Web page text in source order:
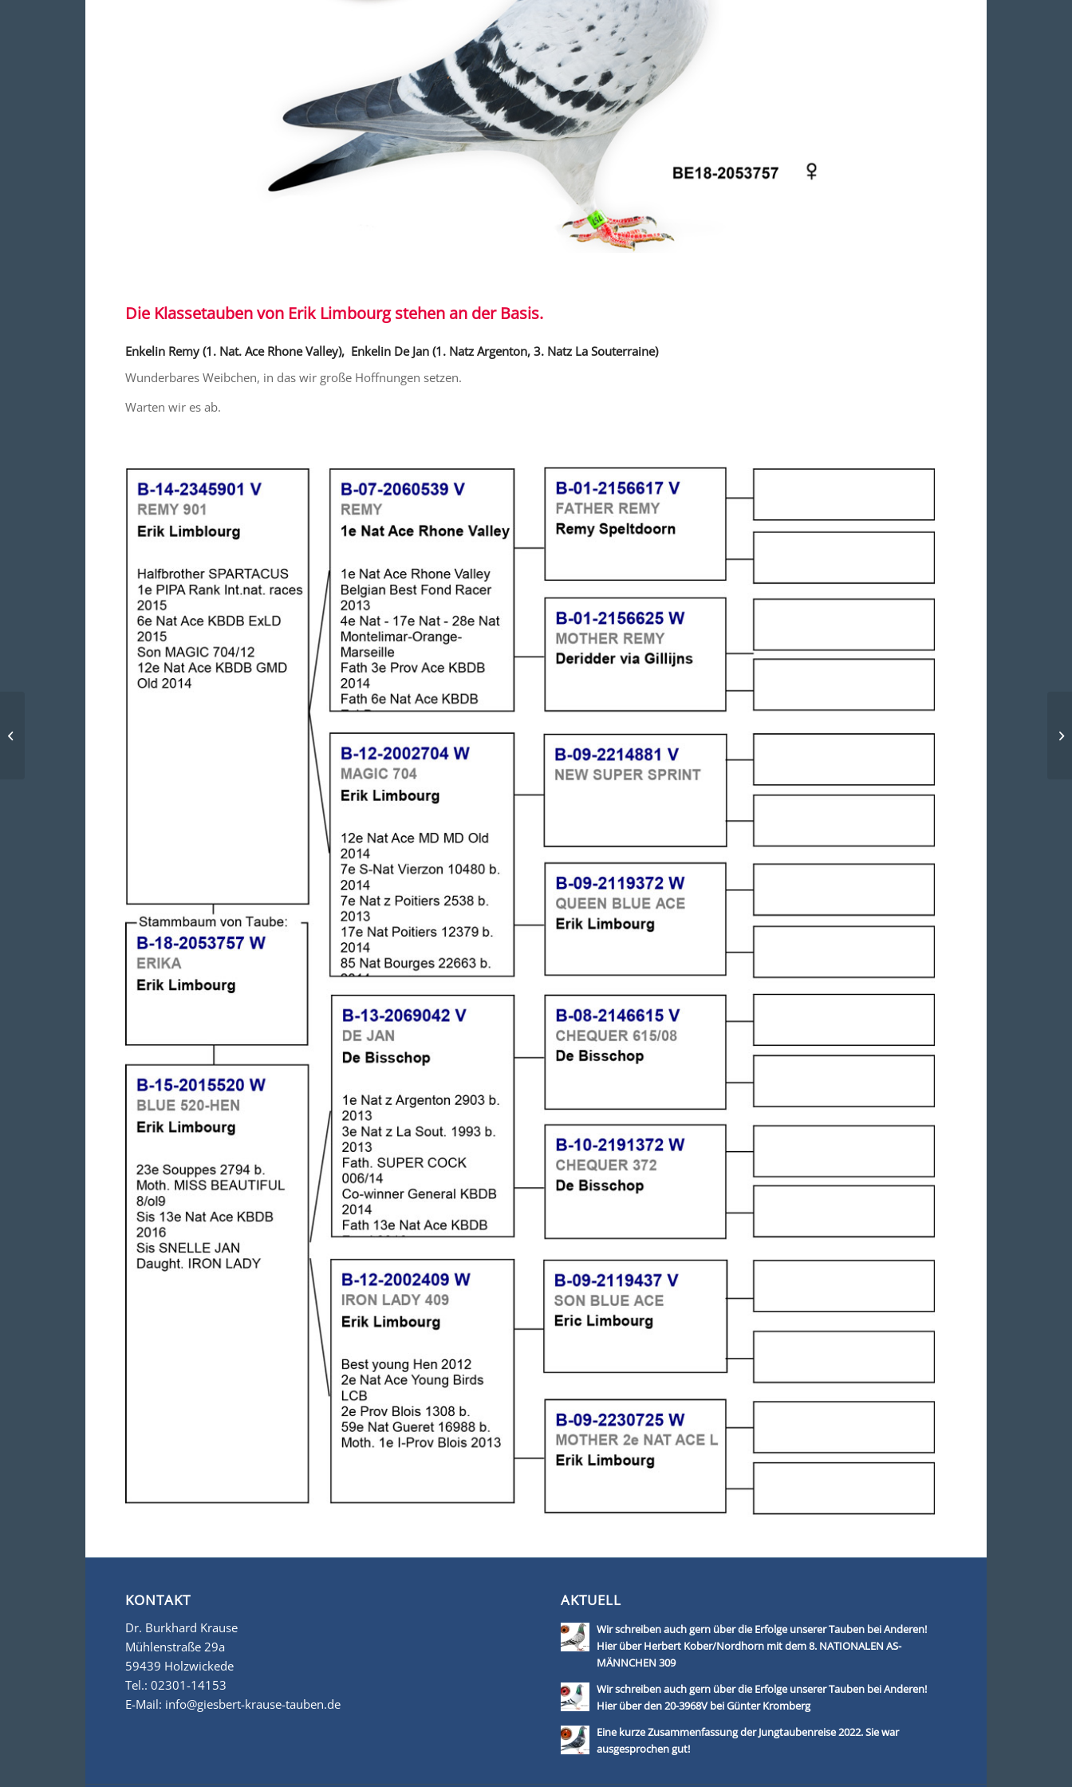
Die Klassetauben von Erik Limbourg stehen an der Basis.
Enkelin Remy (1. Nat. Ace Rhone Valley), Enkelin De Jan (1. Natz Argenton, 3. Natz La Souterraine)
Wunderbares Weibchen, in das wir große Hoffnungen setzen.
Warten wir es ab.
KONTAKT
Dr. Burkhard Krause
Mühlenstraße 29a
59439 Holzwickede
Tel.: 02301-14153
E-Mail: info@giesbert-krause-tauben.de
AKTUELL
Wir schreiben auch gern über die Erfolge unserer Tauben bei Anderen!
Hier über Herbert Kober/Nordhorn mit dem 8. NATIONALEN AS-
MÄNNCHEN 309
Wir schreiben auch gern über die Erfolge unserer Tauben bei Anderen!
Hier über den 20-3968V bei Günter Kromberg
Eine kurze Zusammenfassung der Jungtaubenreise 2022. Sie war
ausgesprochen gut!